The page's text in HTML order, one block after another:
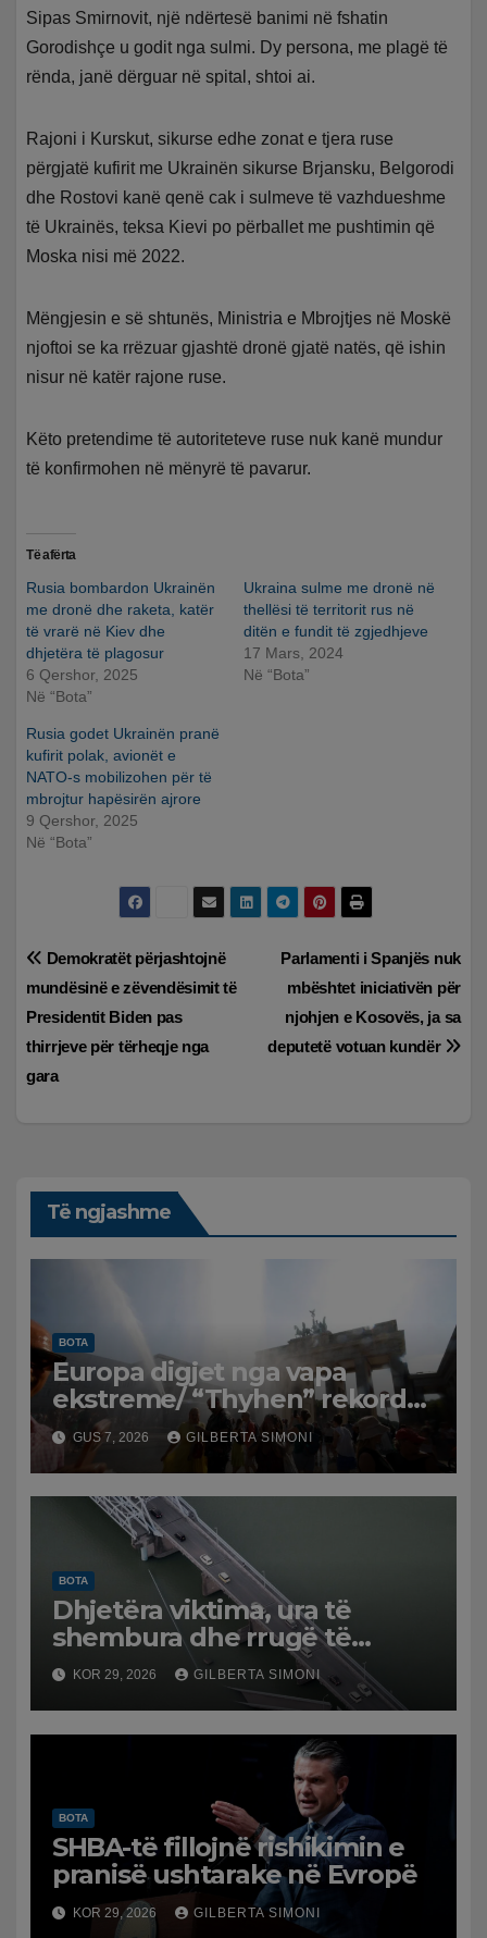
Sipas Smirnovit, një ndërtesë banimi në fshatin
Gorodishçe u godit nga sulmi. Dy persona, me plagë të
rënda, janë dërguar në spital, shtoi ai.
Rajoni i Kurskut, sikurse edhe zonat e tjera ruse
përgjatë kufirit me Ukrainën sikurse Brjansku, Belgorodi
dhe Rostovi kanë qenë cak i sulmeve të vazhdueshme
të Ukrainës, teksa Kievi po përballet me pushtimin që
Moska nisi më 2022.
Mëngjesin e së shtunës, Ministria e Mbrojtjes në Moskë
njoftoi se ka rrëzuar gjashtë dronë gjatë natës, që ishin
nisur në katër rajone ruse.
Këto pretendime të autoriteteve ruse nuk kanë mundur
të konfirmohen në mënyrë të pavarur.
Të afërta
Rusia bombardon Ukrainën
me dronë dhe raketa, katër
të vrarë në Kiev dhe
dhjetëra të plagosur
6 Qershor, 2025
Në “Bota”
Ukraina sulme me dronë në
thellësi të territorit rus në
ditën e fundit të zgjedhjeve
17 Mars, 2024
Në “Bota”
Rusia godet Ukrainën pranë
kufirit polak, avionët e
NATO-s mobilizohen për të
mbrojtur hapësirën ajrore
9 Qershor, 2025
Në “Bota”
Lëvizje
te
postimet
Parlamenti i Spanjës nuk
mbështet iniciativën për
njohjen e Kosovës, ja sa
deputetë votuan kundër
Demokratët përjashtojnë
mundësinë e zëvendësimit të
Presidentit Biden pas
thirrjeve për tërheqje nga
gara
Të ngjashme
BOTA
Europa digjet nga vapa
ekstreme/ “Thyhen” rekordet
e temperaturave, mijëra
viktima nga nxehtësia
GUS 7, 2026 GILBERTA SIMONI
BOTA
Dhjetëra viktima, ura të
shembura dhe rrugë të
dëmtuara! Japonia goditet
nga tërmeti i fuqishëm,
qindra mijëra të evakuuar
KOR 29, 2026 GILBERTA SIMONI
BOTA
SHBA-të fillojnë rishikimin e
pranisë ushtarake në Evropë
KOR 29, 2026 GILBERTA SIMONI